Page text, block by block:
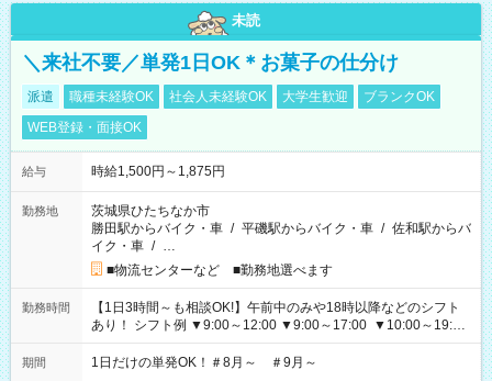
未読
＼来社不要／単発1日OK＊お菓子の仕分け
派遣 職種未経験OK 社会人未経験OK 大学生歓迎
ブランクOK
WEB登録・面接OK
給与 時給1,500円～1,875円
勤務地
茨城県ひたちなか市
勝田駅からバイク・車 / 平磯駅からバイク・車 / 佐和駅からバ
イク・車 / …
■物流センターなど ■勤務地選べます
勤務時間
【1日3時間～も相談OK!】午前中のみや18時以降などのシフト
あり！ シフト例 ▼9:00～12:00 ▼9:00～17:00 ▼10:00～19:00
▼18:00～21:00
期間 1日だけの単発OK！＃8月～ ＃9月～